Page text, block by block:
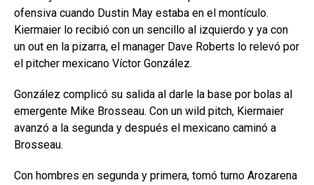
ofensiva cuando Dustin May estaba en el montículo.
Kiermaier lo recibió con un sencillo al izquierdo y ya con
un out en la pizarra, el manager Dave Roberts lo relevó por
el pitcher mexicano Víctor González.
González complicó su salida al darle la base por bolas al
emergente Mike Brosseau. Con un wild pitch, Kiermaier
avanzó a la segunda y después el mexicano caminó a
Brosseau.
Con hombres en segunda y primera, tomó turno Arozarena